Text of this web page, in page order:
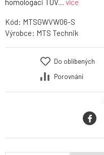
homologaci TUV.... více
Kód: MTSGWVW06-S
Výrobce: MTS Technik
Do oblíbených
Porovnání